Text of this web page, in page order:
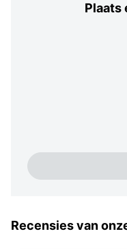
Plaats
Recensies van